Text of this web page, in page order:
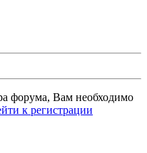
форума, Вам необходимо
к регистрации